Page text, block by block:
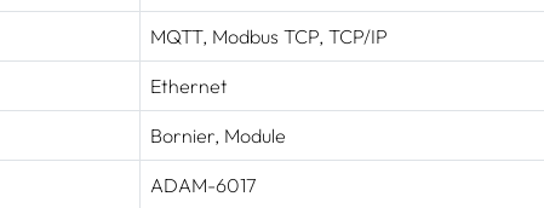
MQTT, Modbus TCP, TCP/IP
Ethernet
Bornier, Module
ADAM-6017